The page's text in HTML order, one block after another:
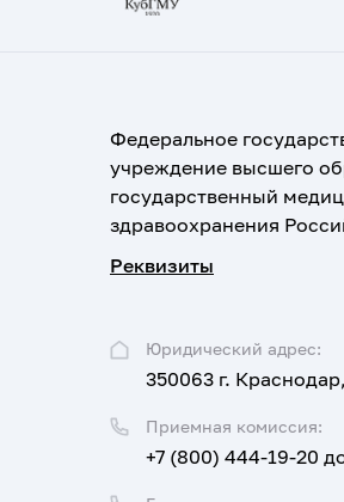
Федеральное
учреждение высшего
государственный
здравоохранения
Реквизиты
Юридический адрес:
350063 г.
Приемная комиссия:
+7 (800) 444-19-20